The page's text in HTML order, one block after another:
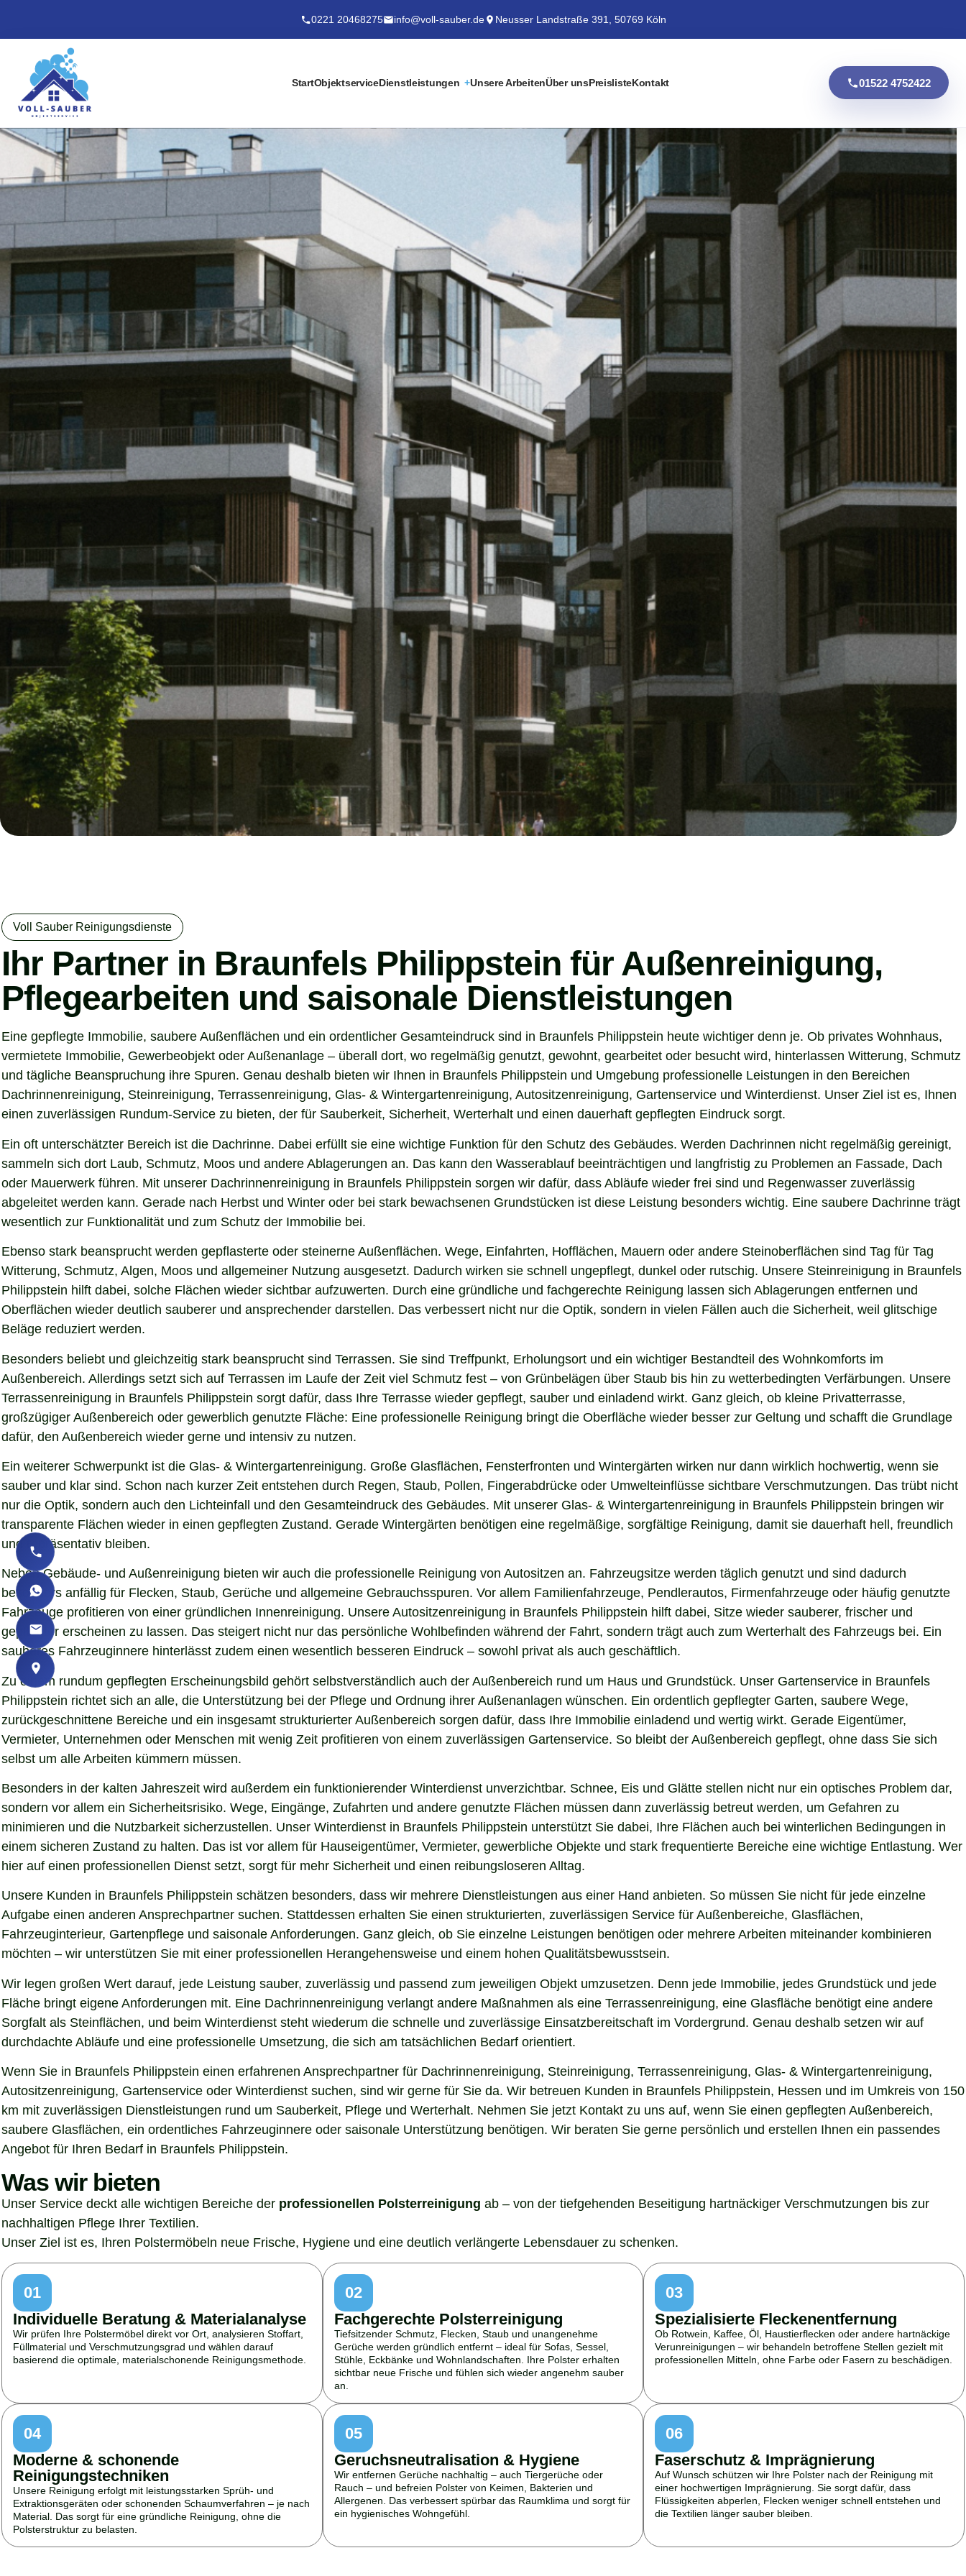
0221 20468275 info@voll-sauber.de Neusser Landstraße 391, 50769 Köln
StartObjektserviceDienstleistungen Unsere ArbeitenÜber unsPreislisteKontakt 01522 4752422
Voll Sauber Reinigungsdienste
Ihr Partner in Braunfels Philippstein für Außenreinigung,
Pflegearbeiten und saisonale Dienstleistungen
Eine gepflegte Immobilie, saubere Außenflächen und ein ordentlicher Gesamteindruck sind in Braunfels Philippstein heute wichtiger denn je. Ob privates Wohnhaus,
vermietete Immobilie, Gewerbeobjekt oder Außenanlage – überall dort, wo regelmäßig genutzt, gewohnt, gearbeitet oder besucht wird, hinterlassen Witterung, Schmutz
und tägliche Beanspruchung ihre Spuren. Genau deshalb bieten wir Ihnen in Braunfels Philippstein und Umgebung professionelle Leistungen in den Bereichen
Dachrinnenreinigung, Steinreinigung, Terrassenreinigung, Glas- & Wintergartenreinigung, Autositzenreinigung, Gartenservice und Winterdienst. Unser Ziel ist es, Ihnen
einen zuverlässigen Rundum-Service zu bieten, der für Sauberkeit, Sicherheit, Werterhalt und einen dauerhaft gepflegten Eindruck sorgt.
Ein oft unterschätzter Bereich ist die Dachrinne. Dabei erfüllt sie eine wichtige Funktion für den Schutz des Gebäudes. Werden Dachrinnen nicht regelmäßig gereinigt,
sammeln sich dort Laub, Schmutz, Moos und andere Ablagerungen an. Das kann den Wasserablauf beeinträchtigen und langfristig zu Problemen an Fassade, Dach
oder Mauerwerk führen. Mit unserer Dachrinnenreinigung in Braunfels Philippstein sorgen wir dafür, dass Abläufe wieder frei sind und Regenwasser zuverlässig
abgeleitet werden kann. Gerade nach Herbst und Winter oder bei stark bewachsenen Grundstücken ist diese Leistung besonders wichtig. Eine saubere Dachrinne trägt
wesentlich zur Funktionalität und zum Schutz der Immobilie bei.
Ebenso stark beansprucht werden gepflasterte oder steinerne Außenflächen. Wege, Einfahrten, Hofflächen, Mauern oder andere Steinoberflächen sind Tag für Tag
Witterung, Schmutz, Algen, Moos und allgemeiner Nutzung ausgesetzt. Dadurch wirken sie schnell ungepflegt, dunkel oder rutschig. Unsere Steinreinigung in Braunfels
Philippstein hilft dabei, solche Flächen wieder sichtbar aufzuwerten. Durch eine gründliche und fachgerechte Reinigung lassen sich Ablagerungen entfernen und
Oberflächen wieder deutlich sauberer und ansprechender darstellen. Das verbessert nicht nur die Optik, sondern in vielen Fällen auch die Sicherheit, weil glitschige
Beläge reduziert werden.
Besonders beliebt und gleichzeitig stark beansprucht sind Terrassen. Sie sind Treffpunkt, Erholungsort und ein wichtiger Bestandteil des Wohnkomforts im
Außenbereich. Allerdings setzt sich auf Terrassen im Laufe der Zeit viel Schmutz fest – von Grünbelägen über Staub bis hin zu wetterbedingten Verfärbungen. Unsere
Terrassenreinigung in Braunfels Philippstein sorgt dafür, dass Ihre Terrasse wieder gepflegt, sauber und einladend wirkt. Ganz gleich, ob kleine Privatterrasse,
großzügiger Außenbereich oder gewerblich genutzte Fläche: Eine professionelle Reinigung bringt die Oberfläche wieder besser zur Geltung und schafft die Grundlage
dafür, den Außenbereich wieder gerne und intensiv zu nutzen.
Ein weiterer Schwerpunkt ist die Glas- & Wintergartenreinigung. Große Glasflächen, Fensterfronten und Wintergärten wirken nur dann wirklich hochwertig, wenn sie
sauber und klar sind. Schon nach kurzer Zeit entstehen durch Regen, Staub, Pollen, Fingerabdrücke oder Umwelteinflüsse sichtbare Verschmutzungen. Das trübt nicht
nur die Optik, sondern auch den Lichteinfall und den Gesamteindruck des Gebäudes. Mit unserer Glas- & Wintergartenreinigung in Braunfels Philippstein bringen wir
transparente Flächen wieder in einen gepflegten Zustand. Gerade Wintergärten benötigen eine regelmäßige, sorgfältige Reinigung, damit sie dauerhaft hell, freundlich
und repräsentativ bleiben.
Neben Gebäude- und Außenreinigung bieten wir auch die professionelle Reinigung von Autositzen an. Fahrzeugsitze werden täglich genutzt und sind dadurch
besonders anfällig für Flecken, Staub, Gerüche und allgemeine Gebrauchsspuren. Vor allem Familienfahrzeuge, Pendlerautos, Firmenfahrzeuge oder häufig genutzte
Fahrzeuge profitieren von einer gründlichen Innenreinigung. Unsere Autositzenreinigung in Braunfels Philippstein hilft dabei, Sitze wieder sauberer, frischer und
gepflegter erscheinen zu lassen. Das steigert nicht nur das persönliche Wohlbefinden während der Fahrt, sondern trägt auch zum Werterhalt des Fahrzeugs bei. Ein
sauberes Fahrzeuginnere hinterlässt zudem einen wesentlich besseren Eindruck – sowohl privat als auch geschäftlich.
Zu einem rundum gepflegten Erscheinungsbild gehört selbstverständlich auch der Außenbereich rund um Haus und Grundstück. Unser Gartenservice in Braunfels
Philippstein richtet sich an alle, die Unterstützung bei der Pflege und Ordnung ihrer Außenanlagen wünschen. Ein ordentlich gepflegter Garten, saubere Wege,
zurückgeschnittene Bereiche und ein insgesamt strukturierter Außenbereich sorgen dafür, dass Ihre Immobilie einladend und wertig wirkt. Gerade Eigentümer,
Vermieter, Unternehmen oder Menschen mit wenig Zeit profitieren von einem zuverlässigen Gartenservice. So bleibt der Außenbereich gepflegt, ohne dass Sie sich
selbst um alle Arbeiten kümmern müssen.
Besonders in der kalten Jahreszeit wird außerdem ein funktionierender Winterdienst unverzichtbar. Schnee, Eis und Glätte stellen nicht nur ein optisches Problem dar,
sondern vor allem ein Sicherheitsrisiko. Wege, Eingänge, Zufahrten und andere genutzte Flächen müssen dann zuverlässig betreut werden, um Gefahren zu
minimieren und die Nutzbarkeit sicherzustellen. Unser Winterdienst in Braunfels Philippstein unterstützt Sie dabei, Ihre Flächen auch bei winterlichen Bedingungen in
einem sicheren Zustand zu halten. Das ist vor allem für Hauseigentümer, Vermieter, gewerbliche Objekte und stark frequentierte Bereiche eine wichtige Entlastung. Wer
hier auf einen professionellen Dienst setzt, sorgt für mehr Sicherheit und einen reibungsloseren Alltag.
Unsere Kunden in Braunfels Philippstein schätzen besonders, dass wir mehrere Dienstleistungen aus einer Hand anbieten. So müssen Sie nicht für jede einzelne
Aufgabe einen anderen Ansprechpartner suchen. Stattdessen erhalten Sie einen strukturierten, zuverlässigen Service für Außenbereiche, Glasflächen,
Fahrzeuginterieur, Gartenpflege und saisonale Anforderungen. Ganz gleich, ob Sie einzelne Leistungen benötigen oder mehrere Arbeiten miteinander kombinieren
möchten – wir unterstützen Sie mit einer professionellen Herangehensweise und einem hohen Qualitätsbewusstsein.
Wir legen großen Wert darauf, jede Leistung sauber, zuverlässig und passend zum jeweiligen Objekt umzusetzen. Denn jede Immobilie, jedes Grundstück und jede
Fläche bringt eigene Anforderungen mit. Eine Dachrinnenreinigung verlangt andere Maßnahmen als eine Terrassenreinigung, eine Glasfläche benötigt eine andere
Sorgfalt als Steinflächen, und beim Winterdienst steht wiederum die schnelle und zuverlässige Einsatzbereitschaft im Vordergrund. Genau deshalb setzen wir auf
durchdachte Abläufe und eine professionelle Umsetzung, die sich am tatsächlichen Bedarf orientiert.
Wenn Sie in Braunfels Philippstein einen erfahrenen Ansprechpartner für Dachrinnenreinigung, Steinreinigung, Terrassenreinigung, Glas- & Wintergartenreinigung,
Autositzenreinigung, Gartenservice oder Winterdienst suchen, sind wir gerne für Sie da. Wir betreuen Kunden in Braunfels Philippstein, Hessen und im Umkreis von 150
km mit zuverlässigen Dienstleistungen rund um Sauberkeit, Pflege und Werterhalt. Nehmen Sie jetzt Kontakt zu uns auf, wenn Sie einen gepflegten Außenbereich,
saubere Glasflächen, ein ordentliches Fahrzeuginnere oder saisonale Unterstützung benötigen. Wir beraten Sie gerne persönlich und erstellen Ihnen ein passendes
Angebot für Ihren Bedarf in Braunfels Philippstein.
Was wir bieten
Unser Service deckt alle wichtigen Bereiche der professionellen Polsterreinigung ab – von der tiefgehenden Beseitigung hartnäckiger Verschmutzungen bis zur
nachhaltigen Pflege Ihrer Textilien.
Unser Ziel ist es, Ihren Polstermöbeln neue Frische, Hygiene und eine deutlich verlängerte Lebensdauer zu schenken.
01
Individuelle Beratung & Materialanalyse
Wir prüfen Ihre Polstermöbel direkt vor Ort, analysieren Stoffart,
Füllmaterial und Verschmutzungsgrad und wählen darauf
basierend die optimale, materialschonende Reinigungsmethode.
02
Fachgerechte Polsterreinigung
Tiefsitzender Schmutz, Flecken, Staub und unangenehme
Gerüche werden gründlich entfernt – ideal für Sofas, Sessel,
Stühle, Eckbänke und Wohnlandschaften. Ihre Polster erhalten
sichtbar neue Frische und fühlen sich wieder angenehm sauber
an.
03
Spezialisierte Fleckenentfernung
Ob Rotwein, Kaffee, Öl, Haustierflecken oder andere hartnäckige
Verunreinigungen – wir behandeln betroffene Stellen gezielt mit
professionellen Mitteln, ohne Farbe oder Fasern zu beschädigen.
04
Moderne & schonende
Reinigungstechniken
Unsere Reinigung erfolgt mit leistungsstarken Sprüh- und
Extraktionsgeräten oder schonenden Schaumverfahren – je nach
Material. Das sorgt für eine gründliche Reinigung, ohne die
Polsterstruktur zu belasten.
05
Geruchsneutralisation & Hygiene
Wir entfernen Gerüche nachhaltig – auch Tiergerüche oder
Rauch – und befreien Polster von Keimen, Bakterien und
Allergenen. Das verbessert spürbar das Raumklima und sorgt für
ein hygienisches Wohngefühl.
06
Faserschutz & Imprägnierung
Auf Wunsch schützen wir Ihre Polster nach der Reinigung mit
einer hochwertigen Imprägnierung. Sie sorgt dafür, dass
Flüssigkeiten abperlen, Flecken weniger schnell entstehen und
die Textilien länger sauber bleiben.